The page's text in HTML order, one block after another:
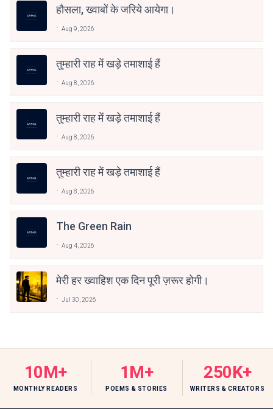
हौसला, ख्वाबों के जरिये आयेगा।
Aug 9, 2026
तुम्हारी राह में खड़े तमाशाई हैं
Aug 8, 2026
तुम्हारी राह में खड़े तमाशाई हैं
Aug 8, 2026
तुम्हारी राह में खड़े तमाशाई हैं
Aug 8, 2026
The Green Rain
Aug 4, 2026
मेरी हर ख्वाहिश एक दिन पूरी ज़रूर होगी।
Jul 30, 2026
10M+
MONTHLY READERS
1M+
POEMS & STORIES
250K+
WRITERS & CREATORS